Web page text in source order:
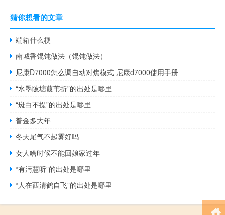
猜你想看的文章
端箱什么梗
南城香馄饨做法（馄饨做法）
尼康D7000怎么调自动对焦模式 尼康d7000使用手册
“水墨陂塘葭苇折”的出处是哪里
“斑白不提”的出处是哪里
普金多大年
冬天尾气不起雾好吗
女人啥时候不能回娘家过年
“有污慧听”的出处是哪里
“人在西清鹤自飞”的出处是哪里